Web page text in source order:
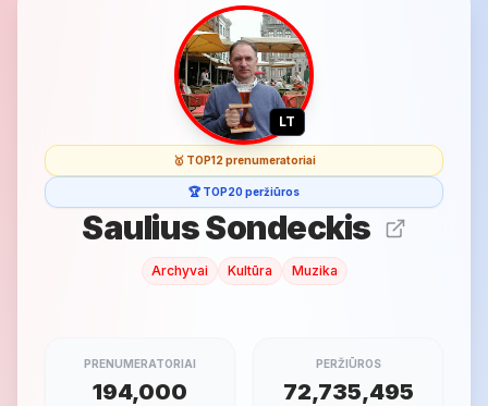
LT
🥇 TOP12 prenumeratoriai
🏆 TOP20 peržiūros
Saulius Sondeckis
Archyvai Kultūra Muzika
PRENUMERATORIAI
194,000
PERŽIŪROS
72,735,495